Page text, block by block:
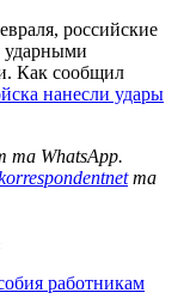
российские
ударными
Как сообщил
нанесли удары
та WhatsApp.
та
работникам